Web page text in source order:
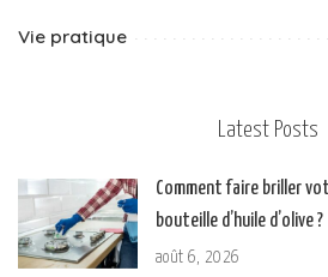
Vie pratique
Latest Posts
Comment faire briller
bouteille d’huile d’olive ?
août 6, 2026